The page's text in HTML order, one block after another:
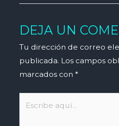
DEJA UN
Tu dirección de correo
publicada. Los campos
marcados con *